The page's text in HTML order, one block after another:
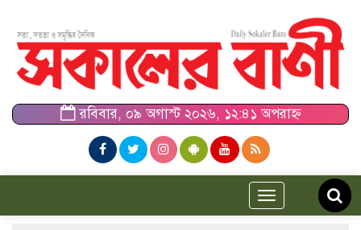
রবিবার, ০৯ অগাস্ট ২০২৬, ১২:৪১ অপরাহ্ন
Toggle
navigation